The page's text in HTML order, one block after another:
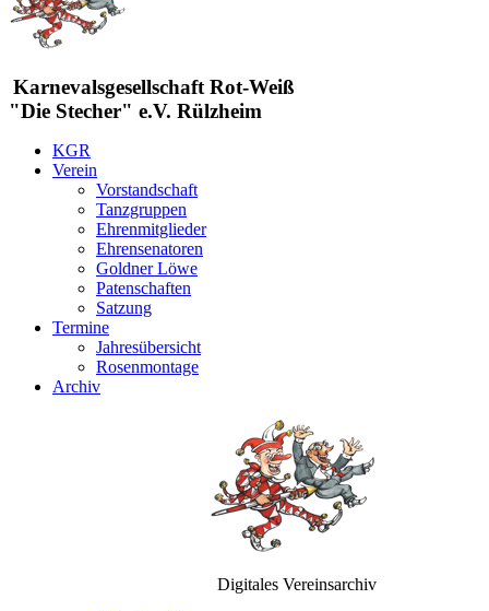
Karnevalsgesellschaft Rot-Weiß
"Die Stecher" e.V. Rülzheim
KGR
Verein
Vorstandschaft
Tanzgruppen
Ehrenmitglieder
Ehrensenatoren
Goldner Löwe
Patenschaften
Satzung
Termine
Jahresübersicht
Rosenmontage
Archiv
Digitales Vereinsarchiv